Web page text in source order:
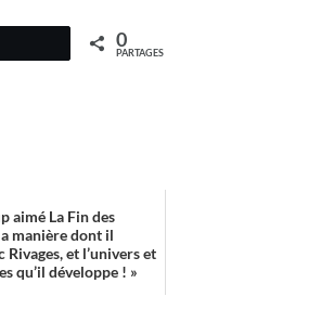
0
PARTAGES
aimé La Fin des
manière dont il
Rivages, et l’univers et
qu’il développe ! »